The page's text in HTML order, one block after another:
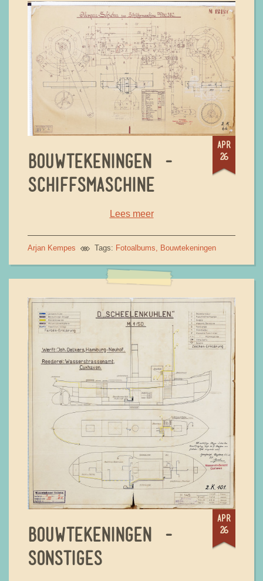
apr
26
BOUWTEKENINGEN -
SCHIFFSMASCHINE
Lees meer
Arjan Kempes Tags: Fotoalbums Bouwtekeningen
apr
26
BOUWTEKENINGEN -
SONSTIGES